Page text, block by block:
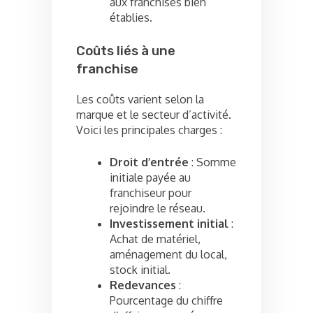
établies.
Coûts liés à une
franchise
Les coûts varient selon la
marque et le secteur d’activité.
Voici les principales charges :
Droit d’entrée : Somme
initiale payée au
franchiseur pour
rejoindre le réseau.
Investissement initial :
Achat de matériel,
aménagement du local,
stock initial.
Redevances :
Pourcentage du chiffre